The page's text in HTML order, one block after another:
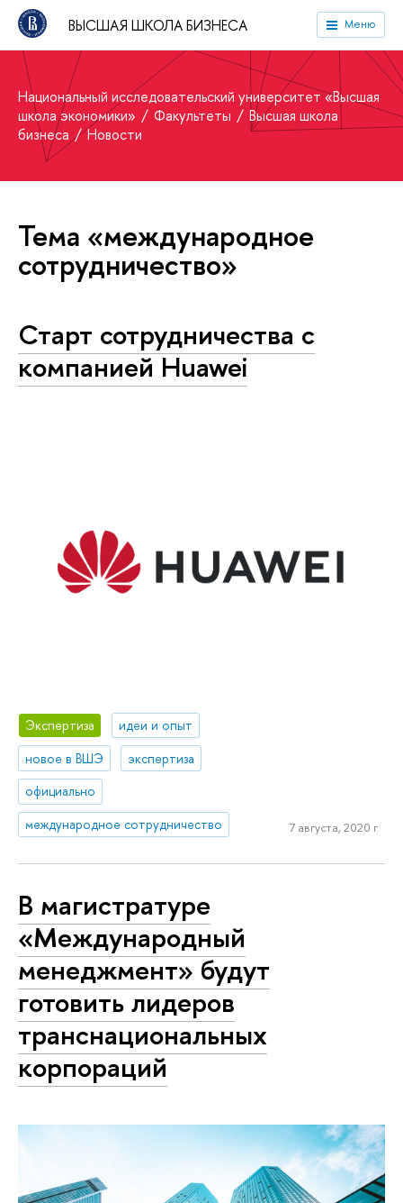
ВЫСШАЯ ШКОЛА БИЗНЕСА Меню
Национальный исследовательский университет «Высшая
школа экономики»
Факультеты
Высшая школа
бизнеса
Новости
Тема «международное
сотрудничество»
Старт сотрудничества с
компанией Huawei
Экспертиза
идеи и опыт
новое в ВШЭ
экспертиза
официально
международное сотрудничество
7 августа, 2020 г.
В магистратуре
«Международный
менеджмент» будут
готовить лидеров
транснациональных
корпораций